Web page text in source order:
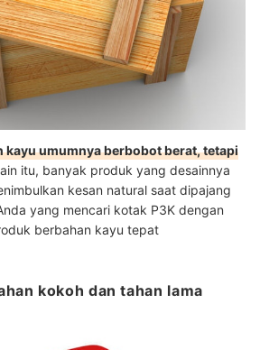
kayu umumnya berbobot berat, tetapi
itu, banyak produk yang desainnya
kesan natural saat dipajang
yang mencari kotak P3K dengan
berbahan kayu tepat
kokoh dan tahan lama